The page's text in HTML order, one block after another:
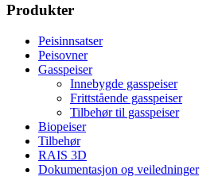
Produkter
Peisinnsatser
Peisovner
Gasspeiser
Innebygde gasspeiser
Frittstående gasspeiser
Tilbehør til gasspeiser
Biopeiser
Tilbehør
RAIS 3D
Dokumentasjon og veiledninger